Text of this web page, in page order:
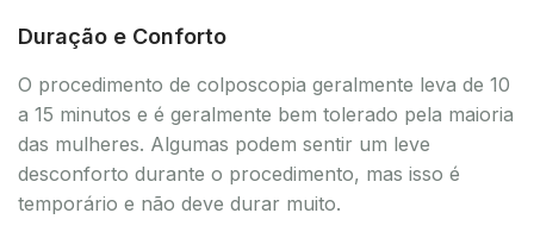
Duração e Conforto
O procedimento de colposcopia geralmente leva de 10
a 15 minutos e é geralmente bem tolerado pela maioria
das mulheres. Algumas podem sentir um leve
desconforto durante o procedimento, mas isso é
temporário e não deve durar muito.